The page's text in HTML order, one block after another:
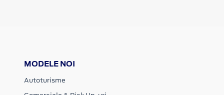
MODELE NOI
Autoturisme